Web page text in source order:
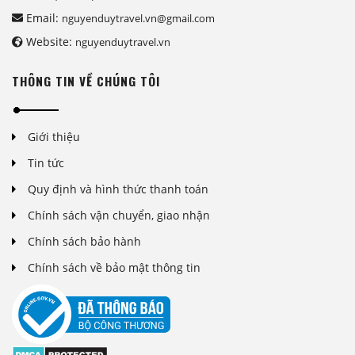
Email: nguyenduytravel.vn@gmail.com
Website: nguyenduytravel.vn
THÔNG TIN VỀ CHÚNG TÔI
Giới thiệu
Tin tức
Quy định và hình thức thanh toán
Chính sách vận chuyển, giao nhận
Chính sách bảo hành
Chính sách về bảo mật thông tin